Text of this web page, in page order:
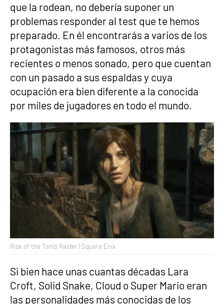
que la rodean, no debería suponer un
problemas responder al test que te hemos
preparado. En él encontrarás a varios de los
protagonistas más famosos, otros más
recientes o menos sonado, pero que cuentan
con un pasado a sus espaldas y cuya
ocupación era bien diferente a la conocida
por miles de jugadores en todo el mundo.
Rise of the Tomb Raider | Square Enix
Si bien hace unas cuantas décadas Lara
Croft, Solid Snake, Cloud o Super Mario eran
las personalidades más conocidas de los